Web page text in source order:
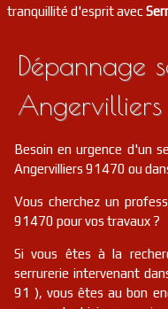
serrurier 91 Valpuiseaux
serrurier 91 Montlhéry FR
serrurier 91 Les molières
serrurier 91 Verrières-le-
serrurier 91 Arpajon FR
serrurier 91 Plessis-
tranquillité d'esprit avec
Dépannage
Angervilliers
Besoin en urgence d'un
Angervilliers 91470 ou
Vous cherchez un
91470 pour vos travaux ?
Si vous êtes à la
serrurerie intervenant
91 ), vous êtes au bon